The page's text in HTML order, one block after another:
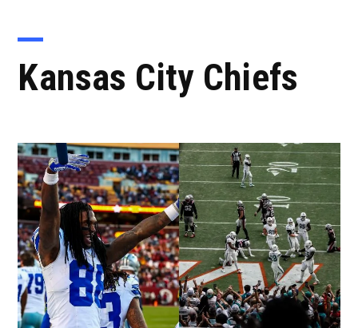
Kansas City Chiefs